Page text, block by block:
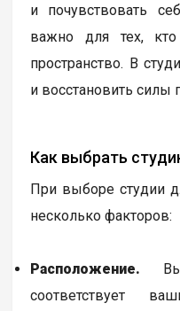
и почувствовать
важно для тех,
пространство. В
и восстановить силы
Как выбрать
При выборе студии
несколько факторов:
Расположение.
соответствует